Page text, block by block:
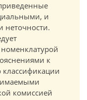
и
неточности.
к
комиссией